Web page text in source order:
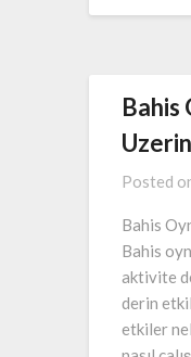
Bahis
Posted
Bahis
Bahis
aktivite
derin
etkiler